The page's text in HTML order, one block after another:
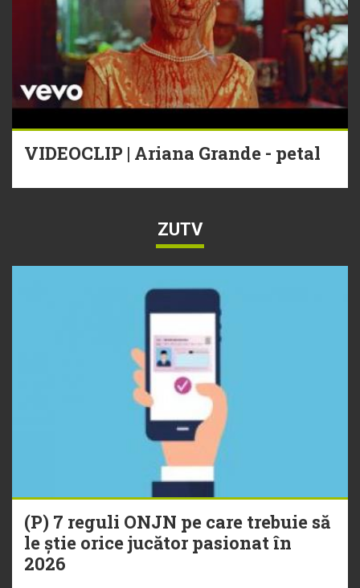
VIDEOCLIP | Ariana Grande - petal
ZUTV
(P) 7 reguli ONJN pe care trebuie să
le știe orice jucător pasionat în
2026